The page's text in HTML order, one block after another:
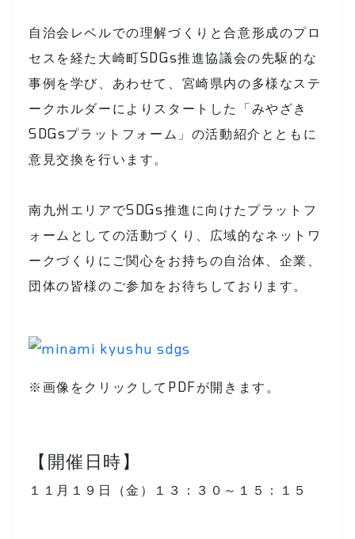
自治会レベルでの理解づくりと合意形成のプロ
セスを経た大崎町SDGs推進協議会の先駆的な
事例を学び、あわせて、宮崎県内の多様なステ
ークホルダーによりスタートした「みやざき
SDGsプラットフォーム」の活動紹介とともに
意見交換を行います。
南九州エリアでSDGs推進に向けたプラットフ
ォームとしての活動づくり、広域的なネットワ
ークづくりにご関心をお持ちの自治体、企業、
団体の皆様のご参加をお待ちしております。
※画像をクリックしてPDFが開きます。
【開催日時】
１１月１９日（金）１３：３０～１５：１５